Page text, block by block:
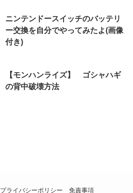
ニンテンドースイッチのバッテリ
ー交換を自分でやってみたよ(画像
付き)
【モンハンライズ】 ゴシャハギ
の背中破壊方法
プライバシーポリシー 免責事項